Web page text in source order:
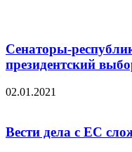
Сенаторы-
президентский
02.01.2021
Вести дела с ЕС